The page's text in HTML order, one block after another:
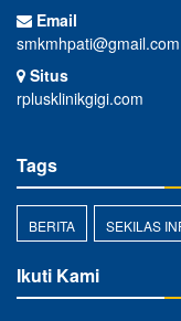
Email
smkmhpati@gmail.com
Situs
rplusklinikgigi.com
Tags
BERITA SEKILAS
Ikuti Kami